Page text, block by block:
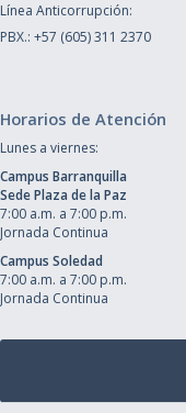
Línea Anticorrupción:
PBX.: +57 (605) 311 2370
Horarios de Atención
Lunes a viernes:
Campus Barranquilla
Sede Plaza de la Paz
7:00 a.m. a 7:00 p.m.
Jornada Continua
Campus Soledad
7:00 a.m. a 7:00 p.m.
Jornada Continua